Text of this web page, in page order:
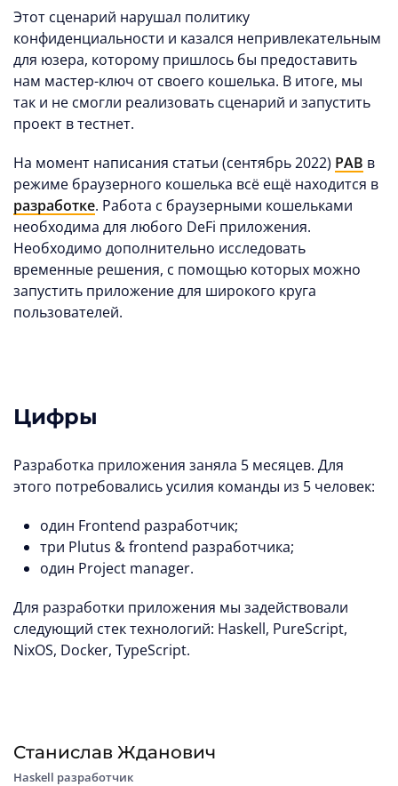
Этот сценарий нарушал политику
конфиденциальности и казался непривлекательным
для юзера, которому пришлось бы предоставить
нам мастер-ключ от своего кошелька. В итоге, мы
так и не смогли реализовать сценарий и запустить
проект в тестнет.
На момент написания статьи (сентябрь 2022) PAB в
режиме браузерного кошелька всё ещё находится в
разработке. Работа с браузерными кошельками
необходима для любого DeFi приложения.
Необходимо дополнительно исследовать
временные решения, с помощью которых можно
запустить приложение для широкого круга
пользователей.
Цифры
Разработка приложения заняла 5 месяцев. Для
этого потребовались усилия команды из 5 человек:
один Frontend разработчик;
три Plutus & frontend разработчика;
один Project manager.
Для разработки приложения мы задействовали
следующий стек технологий: Haskell, PureScript,
NixOS, Docker, TypeScript.
Станислав Жданович
Haskell разработчик